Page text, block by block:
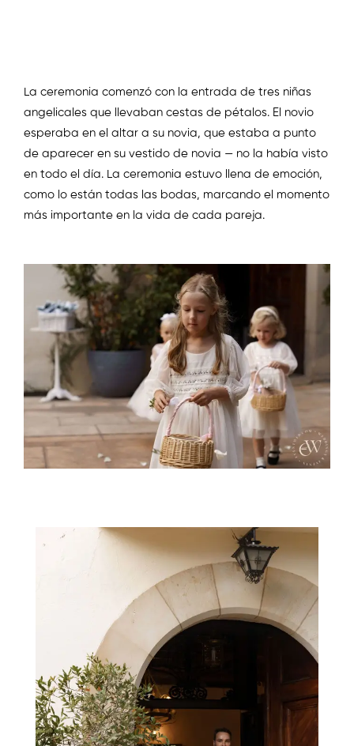
La ceremonia comenzó con la entrada de tres niñas
angelicales que llevaban cestas de pétalos. El novio
esperaba en el altar a su novia, que estaba a punto
de aparecer en su vestido de novia — no la había visto
en todo el día. La ceremonia estuvo llena de emoción,
como lo están todas las bodas, marcando el momento
más importante en la vida de cada pareja.